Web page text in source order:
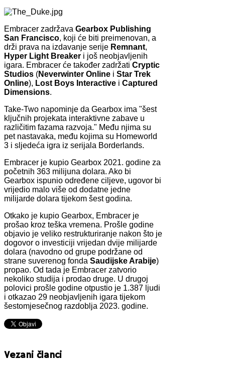
Embracer zadržava Gearbox Publishing
San Francisco, koji će biti preimenovan, a
drži prava na izdavanje serije Remnant,
Hyper Light Breaker i još neobjavljenih
igara. Embracer će također zadržati Cryptic
Studios (Neverwinter Online i Star Trek
Online), Lost Boys Interactive i Captured
Dimensions.
Take-Two napominje da Gearbox ima "šest
ključnih projekata interaktivne zabave u
različitim fazama razvoja." Među njima su
pet nastavaka, među kojima su Homeworld
3 i sljedeća igra iz serijala Borderlands.
Embracer je kupio Gearbox 2021. godine za
početnih 363 milijuna dolara. Ako bi
Gearbox ispunio određene ciljeve, ugovor bi
vrijedio malo više od dodatne jedne
milijarde dolara tijekom šest godina.
Otkako je kupio Gearbox, Embracer je
prošao kroz teška vremena. Prošle godine
objavio je veliko restrukturiranje nakon što je
dogovor o investiciji vrijedan dvije milijarde
dolara (navodno od grupe podržane od
strane suverenog fonda Saudijske Arabije)
propao. Od tada je Embracer zatvorio
nekoliko studija i prodao druge. U drugoj
polovici prošle godine otpustio je 1.387 ljudi
i otkazao 29 neobjavljenih igara tijekom
šestomjesečnog razdoblja 2023. godine.
Vezani članci